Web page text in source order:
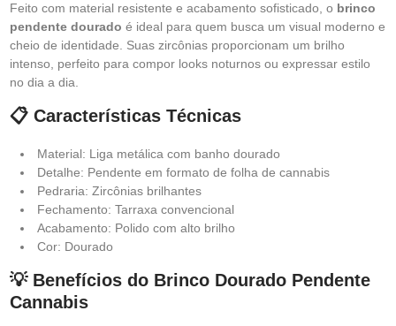
Feito com material resistente e acabamento sofisticado, o brinco
pendente dourado é ideal para quem busca um visual moderno e
cheio de identidade. Suas zircônias proporcionam um brilho
intenso, perfeito para compor looks noturnos ou expressar estilo
no dia a dia.
📋 Características Técnicas
Material: Liga metálica com banho dourado
Detalhe: Pendente em formato de folha de cannabis
Pedraria: Zircônias brilhantes
Fechamento: Tarraxa convencional
Acabamento: Polido com alto brilho
Cor: Dourado
💡 Benefícios do Brinco Dourado Pendente
Cannabis